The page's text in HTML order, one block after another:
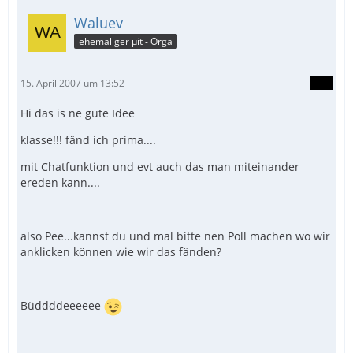
Waluev
ehemaliger µit - Orga
15. April 2007 um 13:52
Hi das is ne gute Idee
klasse!!! fänd ich prima....
mit Chatfunktion und evt auch das man miteinander
ereden kann....
also Pee...kannst du und mal bitte nen Poll machen wo wir
anklicken können wie wir das fänden?
Büddddeeeeee